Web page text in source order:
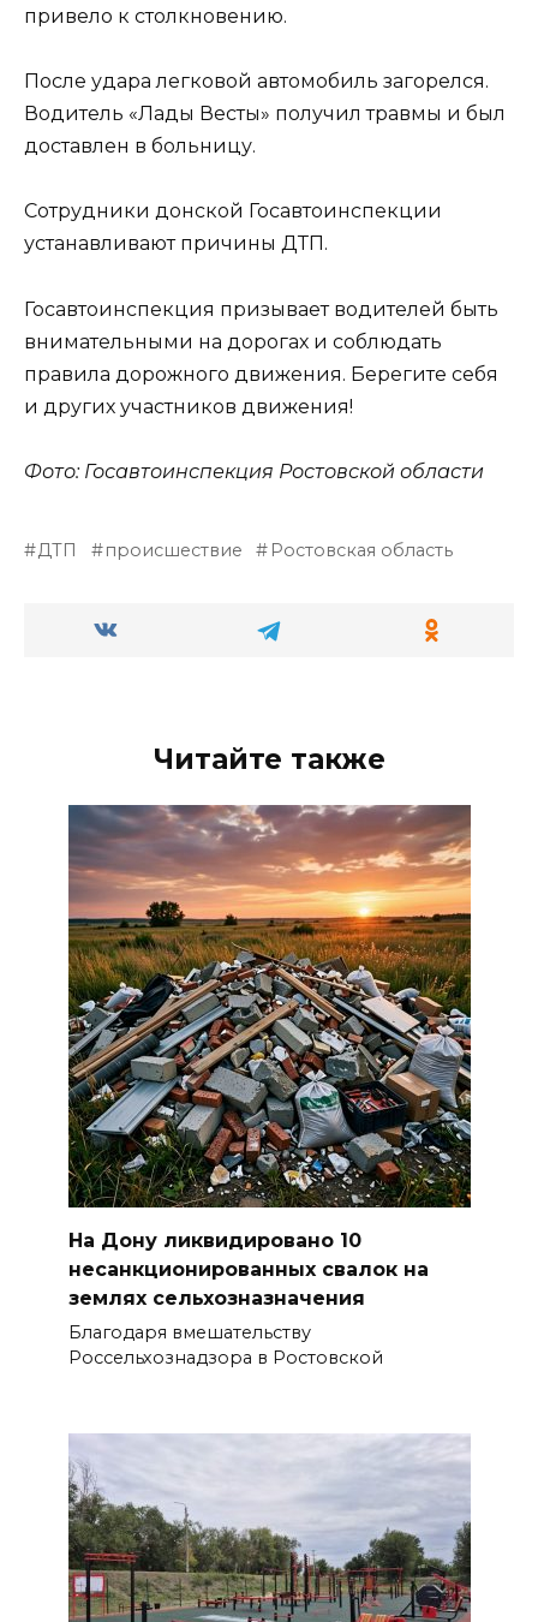
привело к столкновению.
После удара легковой автомобиль загорелся.
Водитель «Лады Весты» получил травмы и был
доставлен в больницу.
Сотрудники донской Госавтоинспекции
устанавливают причины ДТП.
Госавтоинспекция призывает водителей быть
внимательными на дорогах и соблюдать
правила дорожного движения. Берегите себя
и других участников движения!
Фото: Госавтоинспекция Ростовской области
ДТП происшествие Ростовская область
Читайте также
На Дону ликвидировано 10
несанкционированных свалок на
землях сельхозназначения
Благодаря вмешательству
Россельхознадзора в Ростовской